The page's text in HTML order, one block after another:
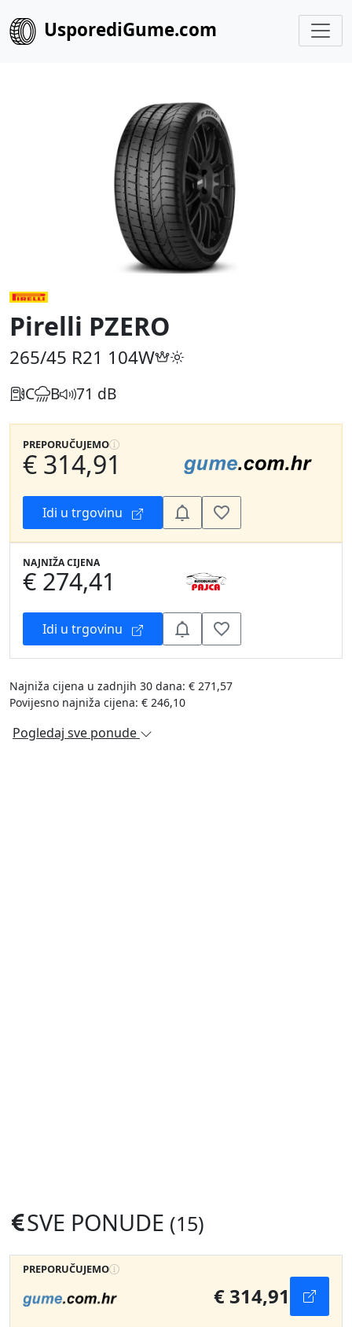
UsporediGume.com
Pirelli PZERO
265/45 R21 104W
C B 71 dB
PREPORUČUJEMO
€ 314,91
Idi u trgovinu
NAJNIŽA CIJENA
€ 274,41
Idi u trgovinu
Najniža cijena u zadnjih 30 dana: € 271,57
Povijesno najniža cijena: € 246,10
Pogledaj sve ponude
SVE PONUDE (15)
PREPORUČUJEMO
€ 314,91